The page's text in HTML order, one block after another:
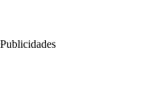
Publicidades